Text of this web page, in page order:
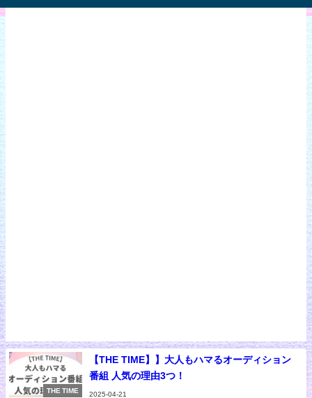
THE TIME
【THE TIME】】大人もハマるオーディション
番組 人気の理由3つ！
2025-04-21